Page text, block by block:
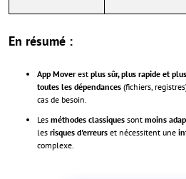
En résumé :
App Moverest plus sûr, plus rapide et
toutes les dépendances (fichiers,
cas de besoin.
Les méthodes classiques sont moins
les risques d'erreurs et nécessitent une
complexe.